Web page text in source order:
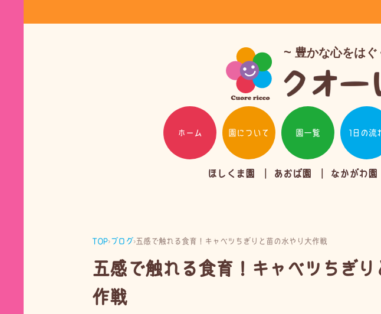
豊かな心をはぐ
ホーム 園について 園一覧 1日の流
ほしくま園 あおば園 なかがわ園
TOP›ブログ ›五感で触れる食育！キャベツちぎりと苗の水やり大作戦
五感で触れる食育！キャベツちぎ
作戦